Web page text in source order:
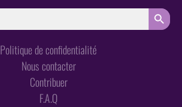
SEARCH
Politique de confidentialité
Nous contacter
Contribuer
F.A.Q